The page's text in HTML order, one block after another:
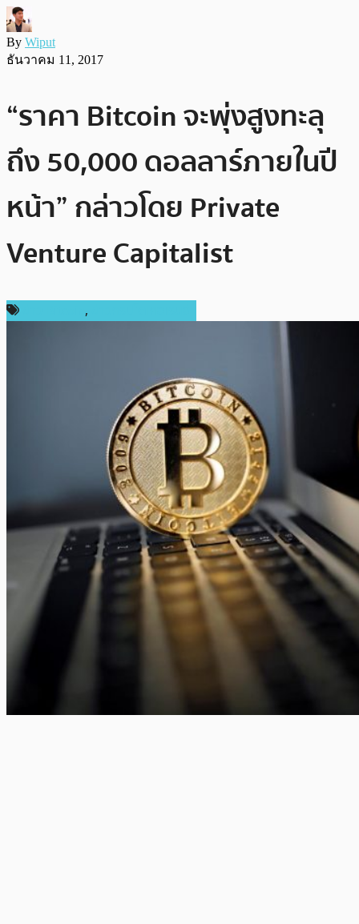
By Wiput
ธันวาคม 11, 2017
“ราคา Bitcoin จะพุ่งสูงทะลุ
ถึง 50,000 ดอลลาร์ภายในปี
หน้า” กล่าวโดย Private
Venture Capitalist
,